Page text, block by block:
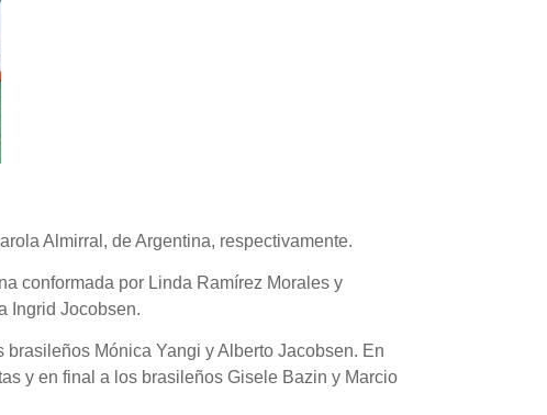
Almirral, de Argentina, respectivamente.
conformada por Linda Ramírez Morales y
Ingrid Jocobsen.
Mónica Yangi y Alberto Jacobsen. En
y en final a los brasileños Gisele Bazin y Marcio